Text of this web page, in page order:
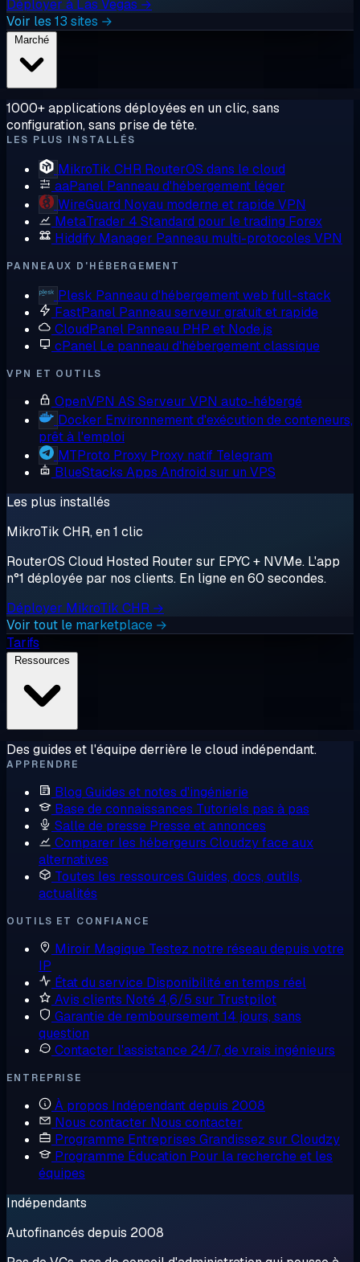
Déployer à Las Vegas →
Voir les 13 sites →
1000+ applications déployées en un clic, sans
configuration, sans prise de tête.
LES PLUS INSTALLÉS
MikroTik CHR RouterOS dans le cloud
aaPanel Panneau d'hébergement léger
WireGuard Noyau moderne et rapide VPN
MetaTrader 4 Standard pour le trading Forex
Hiddify Manager Panneau multi-protocoles VPN
PANNEAUX D'HÉBERGEMENT
Plesk Panneau d'hébergement web full-stack
FastPanel Panneau serveur gratuit et rapide
CloudPanel Panneau PHP et Node.js
cPanel Le panneau d'hébergement classique
VPN ET OUTILS
OpenVPN AS Serveur VPN auto-hébergé
Docker Environnement d'exécution de conteneurs,
prêt à l'emploi
MTProto Proxy Proxy natif Telegram
BlueStacks Apps Android sur un VPS
Les plus installés
MikroTik CHR, en 1 clic
RouterOS Cloud Hosted Router sur EPYC + NVMe. L'app
n°1 déployée par nos clients. En ligne en 60 secondes.
Déployer MikroTik CHR →
Voir tout le marketplace →
Tarifs
Des guides et l'équipe derrière le cloud indépendant.
APPRENDRE
Blog Guides et notes d'ingénierie
Base de connaissances Tutoriels pas à pas
Salle de presse Presse et annonces
Comparer les hébergeurs Cloudzy face aux
alternatives
Toutes les ressources Guides, docs, outils,
actualités
OUTILS ET CONFIANCE
Miroir Magique Testez notre réseau depuis votre
IP
État du service Disponibilité en temps réel
Avis clients Noté 4,6/5 sur Trustpilot
Garantie de remboursement14 jours, sans
question
Contacter l'assistance 24/7, de vrais ingénieurs
ENTREPRISE
À propos Indépendant depuis 2008
Nous contacter Nous contacter
Programme Entreprises Grandissez sur Cloudzy
Programme Éducation Pour la recherche et les
équipes
Indépendants
Autofinancés depuis 2008